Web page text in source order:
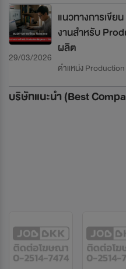
ตั้งแต่ Junior ถึง
ให้โดดเด่นไปจนถึงก
Behavioral
ในเชิงกระบวนการ
บริการมีคุณภาพตาม
มาตรฐานอุตสาหกร
ต้องสามารถ วิเคราะ
ความเสี่ยงเชิงคุณภา
สำหรับผู้สมัครทุกระ
ตั้งแต่การสร้าง
สัมภาษณ์เชิงเทคนิคแล
29/03/2026
แนวทางการเขีย
งานสำหรับ
ผลิต
ตำแหน่ง
วางแผน การควบคุ
จนถึงการลดต้นทุนแ
บริษัทแนะนำ (Best